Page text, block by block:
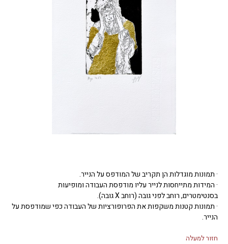
· תמונות מוגדלות הן תקריב של המודפס על הנייר.
· המידות מתייחסות לנייר עליו מודפסת העבודה ומופיעות
בסנטימטרים, רוחב לפני גובה (רוחב X גובה).
· תמונות קטנות משקפות את הפרופורציות של העבודה כפי שמודפסת על
הנייר.
חזור למעלה